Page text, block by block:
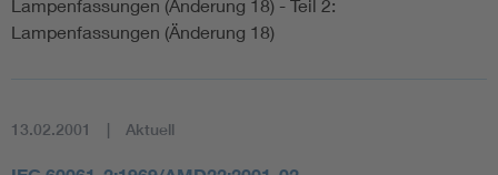
Lampenfassungen (Änderung 18) - Teil 2:
Lampenfassungen (Änderung 18)
13.02.2001 Aktuell